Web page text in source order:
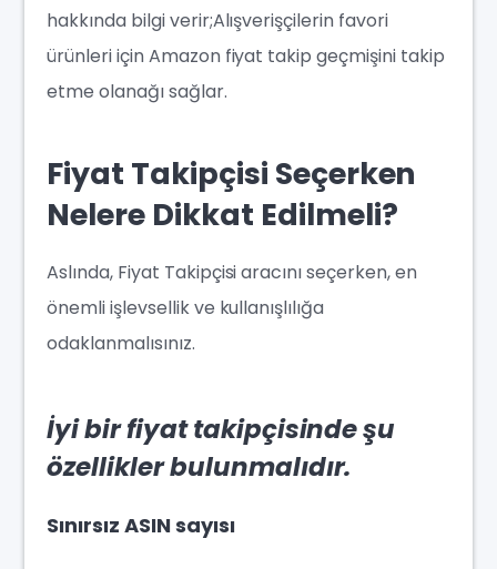
hakkında bilgi verir;Alışverişçilerin favori
ürünleri için Amazon fiyat takip geçmişini takip
etme olanağı sağlar.
Fiyat Takipçisi Seçerken
Nelere Dikkat Edilmeli?
Aslında, Fiyat Takipçisi aracını seçerken, en
önemli işlevsellik ve kullanışlılığa
odaklanmalısınız.
İyi bir fiyat takipçisinde şu
özellikler bulunmalıdır.
Sınırsız ASIN sayısı